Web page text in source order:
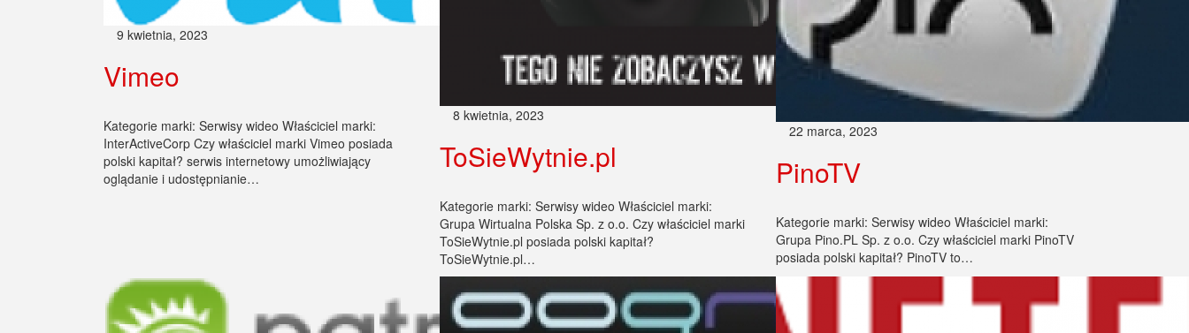
9 kwietnia, 2023
Vimeo
Kategorie marki: Serwisy wideo Właściciel marki:
InterActiveCorp Czy właściciel marki Vimeo posiada
polski kapitał? serwis internetowy umożliwiający
oglądanie i udostępnianie…
8 kwietnia, 2023
ToSieWytnie.pl
Kategorie marki: Serwisy wideo Właściciel marki:
Grupa Wirtualna Polska Sp. z o.o. Czy właściciel marki
ToSieWytnie.pl posiada polski kapitał?
ToSieWytnie.pl…
22 marca, 2023
PinoTV
Kategorie marki: Serwisy wideo Właściciel marki:
Grupa Pino.PL Sp. z o.o. Czy właściciel marki PinoTV
posiada polski kapitał? PinoTV to…